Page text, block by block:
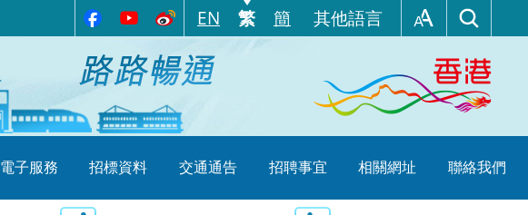
EN 繁 簡 其他語言
電子服務 招標資料 交通通告 招聘事宜 相關網址 聯絡我們